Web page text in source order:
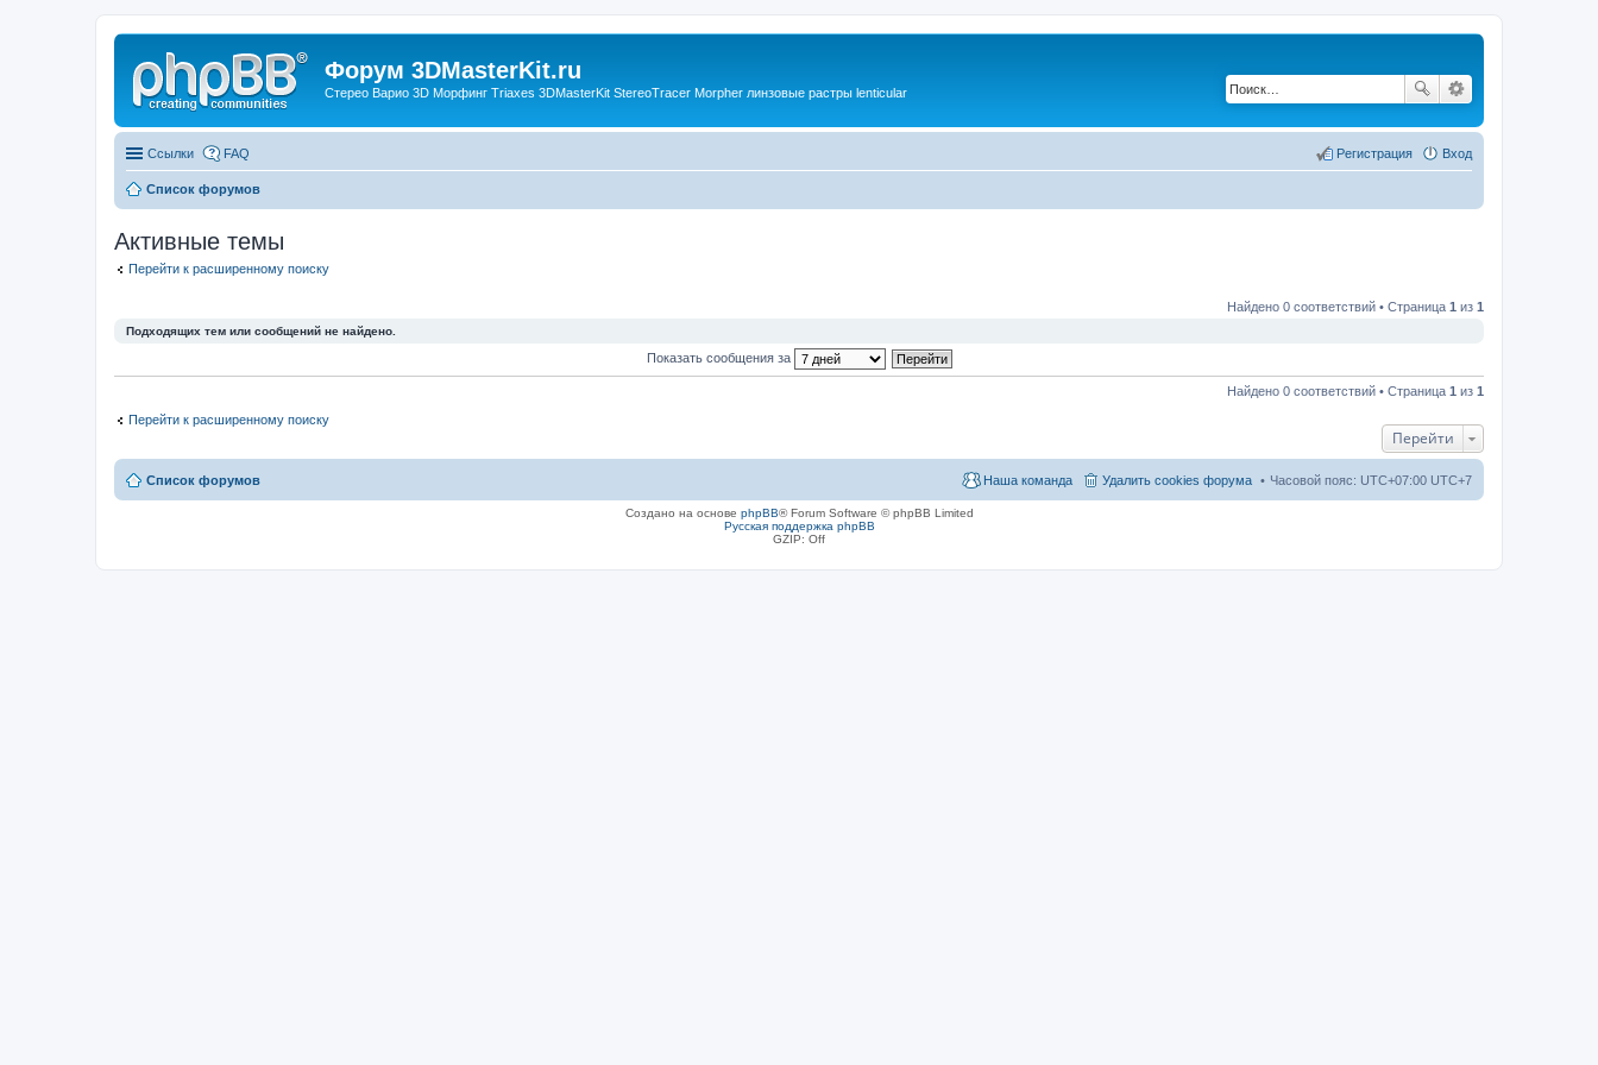
Форум 3DMasterKit.ru
Стерео Варио 3D Морфинг Triaxes 3DMasterKit StereoTracer Morpher линзовые растры lenticular
Ссылки FAQ Вход
Регистрация
Список форумов
Активные темы
Перейти к расширенному поиску
Найдено 0 соответствий • Страница 1 из 1
Подходящих тем или сообщений не найдено.
Показать сообщения за
Найдено 0 соответствий • Страница 1 из 1
Перейти к расширенному поиску
Перейти
Список форумов Часовой пояс: UTC+07:00 UTC+7
Удалить cookies форума
Наша команда
Создано на основе phpBB® Forum Software © phpBB Limited
Русская поддержка phpBB
GZIP: Off